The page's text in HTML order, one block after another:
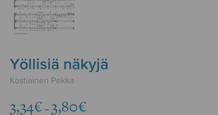
Yöllisiä näkyjä
Kostiainen Pekka
3,34€ – 3,80€